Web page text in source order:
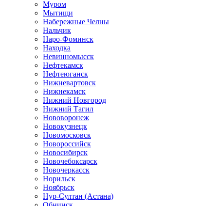
Муром
Мытищи
Набережные Челны
Нальчик
Наро-Фоминск
Находка
Невинномысск
Нефтекамск
Нефтеюганск
Нижневартовск
Нижнекамск
Нижний Новгород
Нижний Тагил
Нововоронеж
Новокузнецк
Новомосковск
Новороссийск
Новосибирск
Новочебоксарск
Новочеркасск
Норильск
Ноябрьск
Нур-Султан (Астана)